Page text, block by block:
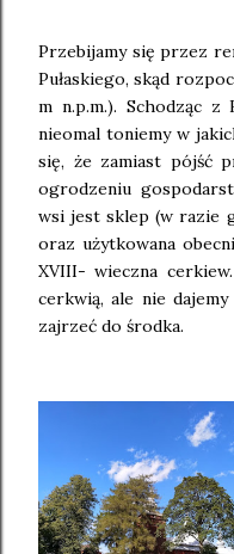
Przebijamy się przez
Pułaskiego, skąd
m n.p.m.). Schodząc
nieomal toniemy w
się, że zamiast pójść
ogrodzeniu
wsi jest sklep (w razie
oraz użytkowana
XVIII- wieczna
cerkwią, ale nie
zajrzeć do środka.